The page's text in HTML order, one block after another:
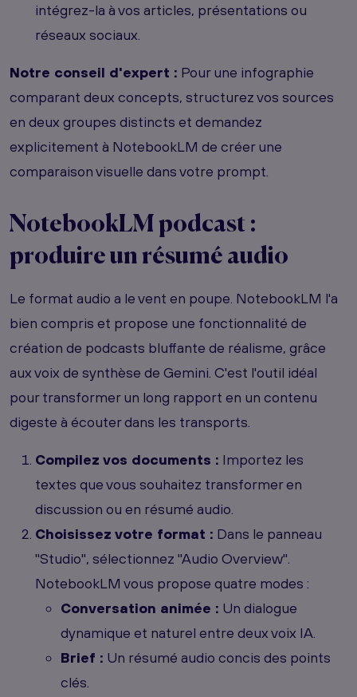
intégrez-la à vos articles, présentations ou
réseaux sociaux.
Notre conseil d'expert : Pour une infographie
comparant deux concepts, structurez vos sources
en deux groupes distincts et demandez
explicitement à NotebookLM de créer une
comparaison visuelle dans votre prompt.
NotebookLM podcast :
produire un résumé audio
Le format audio a le vent en poupe. NotebookLM l'a
bien compris et propose une fonctionnalité de
création de podcasts bluffante de réalisme, grâce
aux voix de synthèse de Gemini. C'est l'outil idéal
pour transformer un long rapport en un contenu
digeste à écouter dans les transports.
Compilez vos documents : Importez les
textes que vous souhaitez transformer en
discussion ou en résumé audio.
Choisissez votre format : Dans le panneau
"Studio", sélectionnez "Audio Overview".
NotebookLM vous propose quatre modes :
Conversation animée : Un dialogue
dynamique et naturel entre deux voix IA.
Brief : Un résumé audio concis des points
clés.